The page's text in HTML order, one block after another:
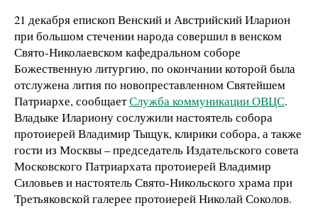
21 декабря епископ Венский и Австрийский Иларион
при большом стечении народа совершил в венском
Свято-Николаевском кафедральном соборе
Божественную литургию, по окончании которой была
отслужена лития по новопреставленном Святейшем
Патриархе, сообщаетСлужба коммуникации ОВЦС.
Владыке Илариону сослужили настоятель собора
протоиерей Владимир Тыщук, клирики собора, а также
гости из Москвы – председатель Издательского совета
Московского Патриархата протоиерей Владимир
Силовьев и настоятель Свято-Никольского храма при
Третьяковской галерее протоиерей Николай Соколов.